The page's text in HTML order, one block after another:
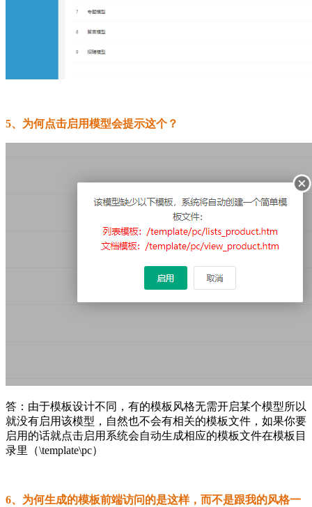
5、为何点击启用模型会提示这个？
答：由于模板设计不同，有的模板风格无需开启某个模型所以
就没有启用该模型，自然也不会有相关的模板文件，如果你要
启用的话就点击启用系统会自动生成相应的模板文件在模板目
录里（\template\pc）
6、为何生成的模板前端访问的是这样，而不是跟我的风格一